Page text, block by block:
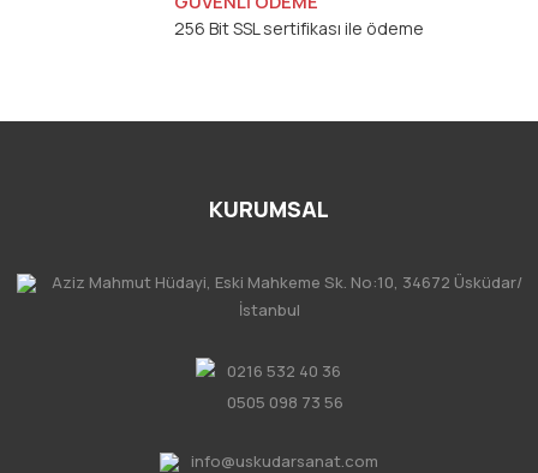
256 Bit SSL sertifikası ile ödeme
KURUMSAL
Aziz Mahmut Hüdayi, Eski Mahkeme Sk. No:10, 34672 Üsküdar/
İstanbul
0216 532 40 36
0505 098 73 56
info@uskudarsanat.com